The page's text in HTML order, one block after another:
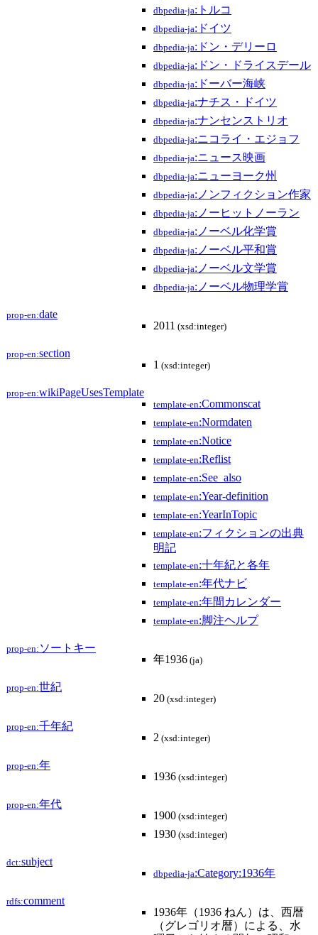
dbpedia-ja:トルコ
dbpedia-ja:ドイツ
dbpedia-ja:ドン・デリーロ
dbpedia-ja:ドン・ドライスデール
dbpedia-ja:ドーバー海峡
dbpedia-ja:ナチス・ドイツ
dbpedia-ja:ナンセンストリオ
dbpedia-ja:ニコライ・エジョフ
dbpedia-ja:ニュース映画
dbpedia-ja:ニューヨーク州
dbpedia-ja:ノンフィクション作家
dbpedia-ja:ノーヒットノーラン
dbpedia-ja:ノーベル化学賞
dbpedia-ja:ノーベル平和賞
dbpedia-ja:ノーベル文学賞
dbpedia-ja:ノーベル物理学賞
prop-en:date
2011 (xsd:integer)
prop-en:section
1 (xsd:integer)
prop-en:wikiPageUsesTemplate
template-en:Commonscat
template-en:Normdaten
template-en:Notice
template-en:Reflist
template-en:See_also
template-en:Year-definition
template-en:YearInTopic
template-en:フィクションの出典
明記
template-en:十年紀と各年
template-en:年代ナビ
template-en:年間カレンダー
template-en:脚注ヘルプ
prop-en: ソートキー
年1936 (ja)
prop-en:世紀
20 (xsd:integer)
prop-en:千年紀
2 (xsd:integer)
prop-en:年
1936 (xsd:integer)
prop-en:年代
1900 (xsd:integer)
1930 (xsd:integer)
dct:subject
dbpedia-ja:Category:1936年
rdfs:comment
1936年（1936 ねん）は、西暦
（グレゴリオ暦）による、水